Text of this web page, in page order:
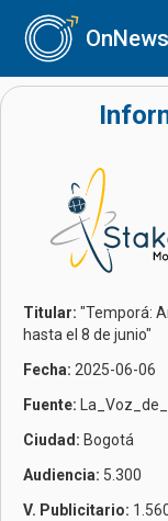
OnNews
Titular: "Temporá:
hasta el 8 de junio"
Fecha: 2025-06-06
Fuente:
Ciudad: Bogotá
Audiencia: 5.300
V. Publicitario: